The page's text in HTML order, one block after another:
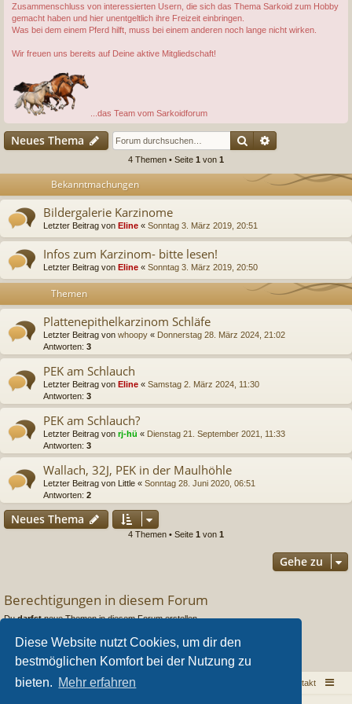
Diese Website nutzt Cookies, um dir den
bestmöglichen Komfort bei der Nutzung zu
bieten. Mehr erfahren
Zusammenschluss von interessierten Usern, die sich das Thema Sarkoid zum Hobby
gemacht haben und hier unentgeltlich ihre Freizeit einbringen.
Was bei dem einem Pferd hilft, muss bei einem anderen noch lange nicht wirken.
Wir freuen uns bereits auf Deine aktive Mitgliedschaft!
...das Team vom Sarkoidforum
Neues Thema Suche
4 Themen • Seite 1 von 1
Bekanntmachungen
Bildergalerie Karzinome
Letzter Beitrag von Eline « Sonntag 3. März 2019, 20:51
Infos zum Karzinom- bitte lesen!
Letzter Beitrag von Eline « Sonntag 3. März 2019, 20:50
Themen
Plattenepithelkarzinom Schläfe
Letzter Beitrag von whoopy « Donnerstag 28. März 2024, 21:02
Antworten: 3
PEK am Schlauch
Letzter Beitrag von Eline « Samstag 2. März 2024, 11:30
Antworten: 3
PEK am Schlauch?
Letzter Beitrag von rj-hü « Dienstag 21. September 2021, 11:33
Antworten: 3
Wallach, 32J, PEK in der Maulhöhle
Letzter Beitrag von Little « Sonntag 28. Juni 2020, 06:51
Antworten: 2
Neues Thema
4 Themen • Seite 1 von 1
Gehe zu
Berechtigungen in diesem Forum
Dudarfstneue Themen in diesem Forum erstellen.
Du darfst deine Beiträge in diesem Forumnicht ändern.
nicht
Du darfstkeine Dateianhänge in diesem Forum erstellen.
Sarkoid Infoseite Sarkoid Forum Kontakt